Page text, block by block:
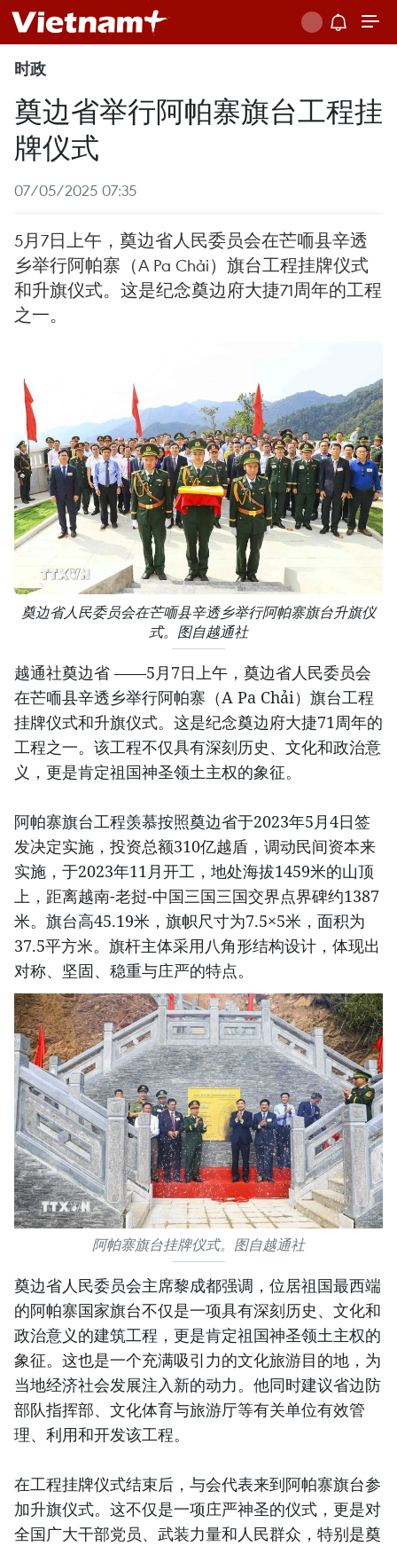
时政
奠边省举行阿帕寨旗台工程挂
牌仪式
07/05/2025 07:35
5月7日上午，奠边省人民委员会在芒㖇县辛透
乡举行阿帕寨（A Pa Chải）旗台工程挂牌仪式
和升旗仪式。这是纪念奠边府大捷71周年的工程
之一。
奠边省人民委员会在芒㖇县辛透乡举行阿帕寨旗台升旗仪
式。图自越通社
越通社奠边省 ——5月7日上午，奠边省人民委员会
在芒㖇县辛透乡举行阿帕寨（A Pa Chải）旗台工程
挂牌仪式和升旗仪式。这是纪念奠边府大捷71周年的
工程之一。该工程不仅具有深刻历史、文化和政治意
义，更是肯定祖国神圣领土主权的象征。
阿帕寨旗台工程羡慕按照奠边省于2023年5月4日签
发决定实施，投资总额310亿越盾，调动民间资本来
实施，于2023年11月开工，地处海拔1459米的山顶
上，距离越南-老挝-中国三国三国交界点界碑约1387
米。旗台高45.19米，旗帜尺寸为7.5×5米，面积为
37.5平方米。旗杆主体采用八角形结构设计，体现出
对称、坚固、稳重与庄严的特点。
阿帕寨旗台挂牌仪式。图自越通社
奠边省人民委员会主席黎成都强调，位居祖国最西端
的阿帕寨国家旗台不仅是一项具有深刻历史、文化和
政治意义的建筑工程，更是肯定祖国神圣领土主权的
象征。这也是一个充满吸引力的文化旅游目的地，为
当地经济社会发展注入新的动力。他同时建议省边防
部队指挥部、文化体育与旅游厅等有关单位有效管
理、利用和开发该工程。
在工程挂牌仪式结束后，与会代表来到阿帕寨旗台参
加升旗仪式。这不仅是一项庄严神圣的仪式，更是对
全国广大干部党员、武装力量和人民群众，特别是奠